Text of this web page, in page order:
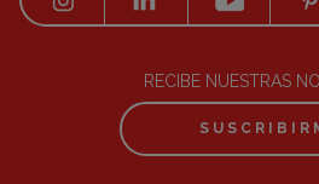
RECIBE NUESTRAS